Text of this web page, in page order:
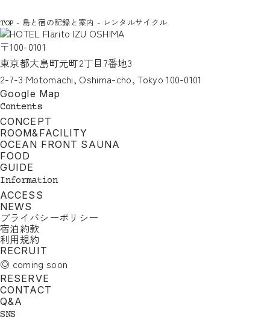
TOP - 島と宿の記録と案内 - レンタルサイクル
〒100-0101
東京都大島町元町2丁目7番地3
2-7-3 Motomachi, Oshima-cho, Tokyo 100-0101
Google Map
Contents
CONCEPT
ROOM&FACILITY
OCEAN FRONT SAUNA
FOOD
GUIDE
Information
ACCESS
NEWS
プライバシーポリシー
宿泊約款
利用規約
RECRUIT
◎ coming soon
RESERVE
CONTACT
Q&A
SNS